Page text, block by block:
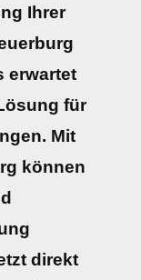
Ihrer
erwartet
für
Mit
können
direkt